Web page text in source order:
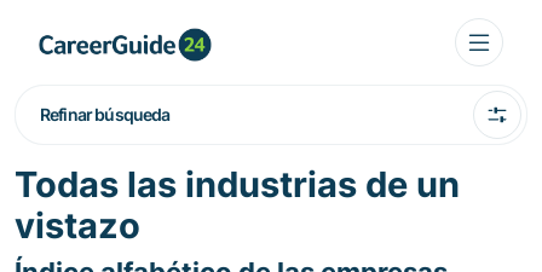
Refinar búsqueda
Todas las industrias de un
vistazo